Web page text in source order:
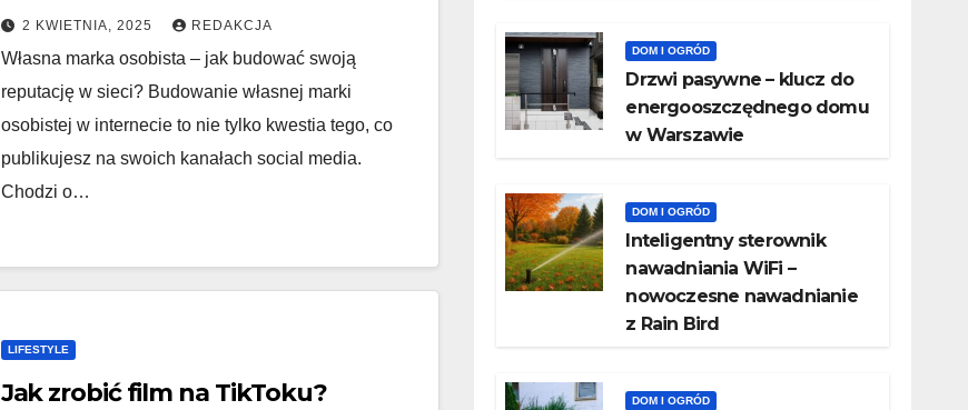
reputację w sieci?
2 KWIETNIA, 2025 REDAKCJA
Własna marka osobista – jak budować swoją
reputację w sieci? Budowanie własnej marki
osobistej w internecie to nie tylko kwestia tego, co
publikujesz na swoich kanałach social media.
Chodzi o…
LIFESTYLE
Jak zrobić film na TikToku?
DOM I OGRÓD
Drzwi pasywne – klucz do
energooszczędnego domu
w Warszawie
DOM I OGRÓD
Inteligentny sterownik
nawadniania WiFi –
nowoczesne nawadnianie
z Rain Bird
DOM I OGRÓD